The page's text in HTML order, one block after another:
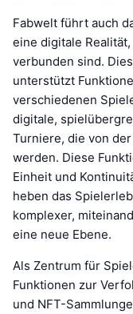
Fabwelt führt auch
eine digitale
verbunden sind.
unterstützt
verschiedenen
digitale,
Turniere, die von
werden. Diese
Einheit und
heben das
komplexer,
eine neue Ebene.
Als Zentrum für
Funktionen zur
und NFT-